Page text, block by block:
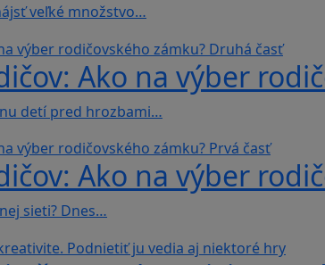
veľké množstvo…
Ako na výber
detí pred hrozbami…
Ako na výber
sieti? Dnes…